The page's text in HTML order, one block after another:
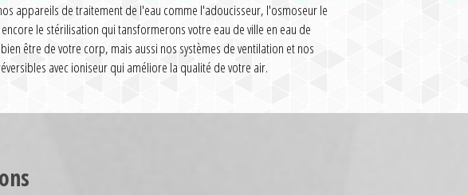
appareils de traitement de l'eau comme l'adoucisseur, l'osmoseur le
le stérilisation qui tansformerons votre eau de ville en eau de
être de votre corp, mais aussi nos systèmes de ventilation et nos
avec ioniseur qui améliore la qualité de votre air.